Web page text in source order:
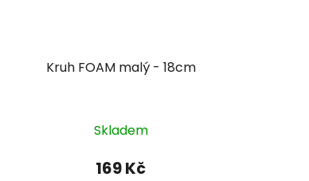
Kruh FOAM malý - 18cm
Skladem
169 Kč